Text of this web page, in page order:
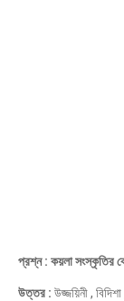
প্রশ্ন : কয়লা সংস্কৃতির
উত্তর : উজ্জয়িনী ,